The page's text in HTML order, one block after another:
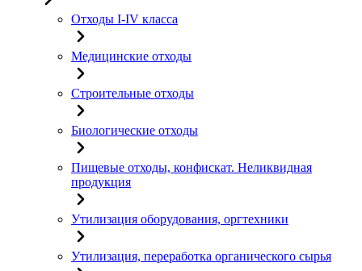
Отходы I-IV класса
Медицинские отходы
Строительные отходы
Биологические отходы
Пищевые отходы, конфискат. Неликвидная
продукция
Утилизация оборудования, оргтехники
Утилизация, переработка органического сырья